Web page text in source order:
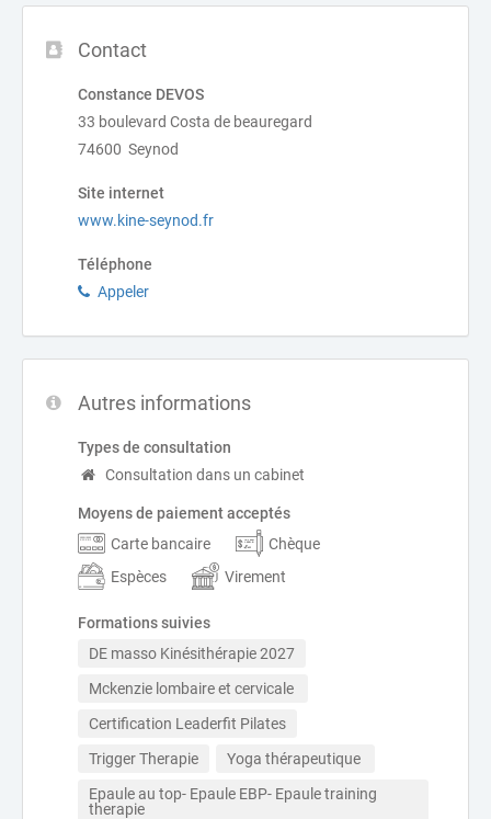
Contact
Constance DEVOS
33 boulevard Costa de beauregard
74600 Seynod
Site internet
www.kine-seynod.fr
Téléphone
Appeler
Autres informations
Types de consultation
Consultation dans un cabinet
Moyens de paiement acceptés
Carte bancaire
Chèque
Espèces
Virement
Formations suivies
DE masso Kinésithérapie 2027
Mckenzie lombaire et cervicale
Certification Leaderfit Pilates
Trigger Therapie
Yoga thérapeutique
Epaule au top- Epaule EBP- Epaule training
therapie